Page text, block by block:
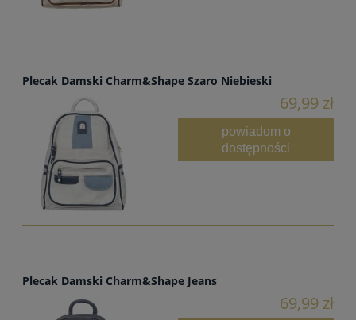
Plecak Damski Charm&Shape Szaro Niebieski
69,99 zł
powiadom o
dostępności
Plecak Damski Charm&Shape Jeans
69,99 zł